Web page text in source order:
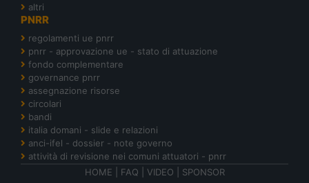
altri
PNRR
regolamenti ue pnrr
pnrr - approvazione ue - stato di attuazione
fondo complementare
governance pnrr
assegnazione risorse
circolari
bandi
italia domani - slide e relazioni
anci-ifel - dossier - note governo
attività di revisione nei comuni attuatori - pnrr
HOME
FAQ VIDEO SPONSOR